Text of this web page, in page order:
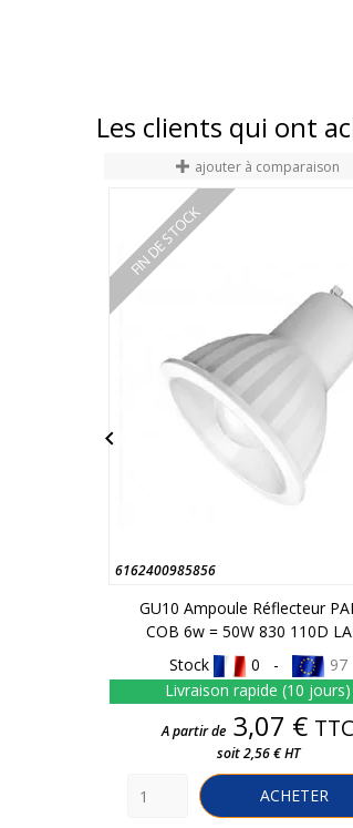
Les clients qui ont
ajouter à comparaison
6162400985856
FIN DE STOCK
GU10 Ampoule Réflecteur
COB 6w = 50W 830 110D
Stock
0 -
97
Livraison rapide (10 jours)
Prix
A partir de 3,07 € TTC
soit 2,56 € HT
ACHETER
